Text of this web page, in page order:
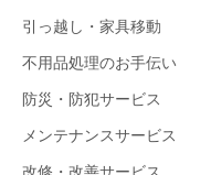
引っ越し・家具移動
不用品処理のお手伝い
防災・防犯サービス
メンテナンスサービス